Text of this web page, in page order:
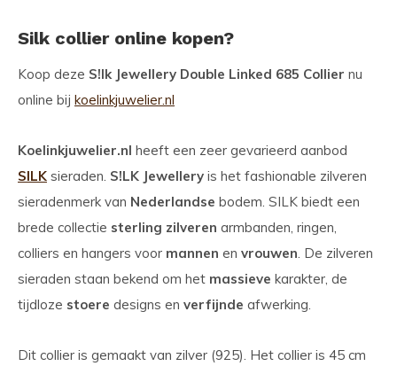
Silk collier online kopen?
Koop deze S!lk Jewellery Double Linked 685 Collier nu
online bij koelinkjuwelier.nl
Koelinkjuwelier.nl heeft een zeer gevarieerd aanbod
SILK sieraden. S!LK Jewellery is het fashionable zilveren
sieradenmerk van Nederlandse bodem. SILK biedt een
brede collectie sterling zilveren armbanden, ringen,
colliers en hangers voor mannen en vrouwen. De zilveren
sieraden staan bekend om het massieve karakter, de
tijdloze stoere designs en verfijnde afwerking.
Dit collier is gemaakt van zilver (925). Het collier is 45 cm